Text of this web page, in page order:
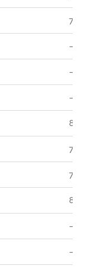
70
–
–
–
80
70
70
85
–
–